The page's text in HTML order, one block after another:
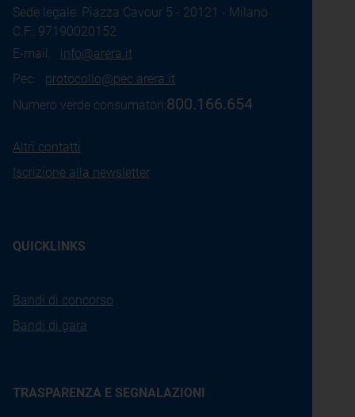
Sede legale: Piazza Cavour 5 - 20121 - Milano
C.F.: 97190020152
E-mail: info@arera.it
Pec: protocollo@pec.arera.it
Numero verde consumatori:800.166.654
Altri contatti
Iscrizione alla newsletter
QUICKLINKS
Bandi di concorso
Bandi di gara
TRASPARENZA E SEGNALAZIONI